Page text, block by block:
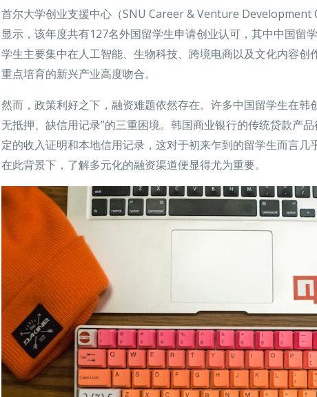
首尔大学创业支援中心（SNU Career & Venture Development
显示，该年度共有127名外国留学生申请创业认可，其中中国留
学生主要集中在人工智能、生物科技、跨境电商以及文化内容创
重点培育的新兴产业高度吻合。
然而，政策利好之下，融资难题依然存在。许多中国留学生在韩
无抵押、缺信用记录”的三重困境。韩国商业银行的传统贷款产
定的收入证明和本地信用记录，这对于初来乍到的留学生而言几
在此背景下，了解多元化的融资渠道便显得尤为重要。